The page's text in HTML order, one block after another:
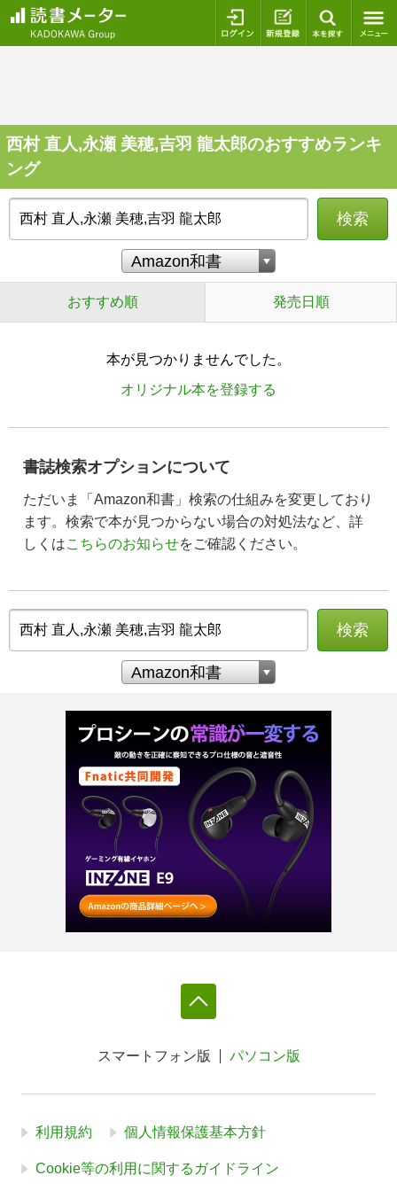
ログイン 新規登録
西村 直人,永瀬 美穂,吉羽 龍太郎のおすすめランキ
ング
検索
おすすめ順 発売日順
本が見つかりませんでした。
オリジナル本を登録する
書誌検索オプションについて
ただいま「Amazon和書」検索の仕組みを変更しており
ます。検索で本が見つからない場合の対処法など、詳
しくはこちらのお知らせをご確認ください。
検索
スマートフォン版 パソコン版
利用規約 個人情報保護基本方針
Cookie等の利用に関するガイドライン